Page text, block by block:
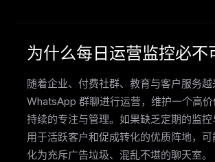
为什么每日运营监控必不
随着企业、付费社群、教育与客户服务越
WhatsApp 群聊进行运营，维护一个高
持续的专注与管理。如果缺乏定期的监
用于活跃客户和促成转化的优质阵地，
化为充斥广告垃圾、混乱不堪的聊天室。